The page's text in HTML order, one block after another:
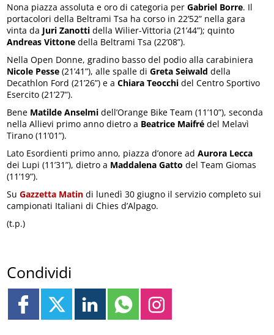
Nona piazza assoluta e oro di categoria perGabriel Borre. Il
portacolori della Beltrami Tsa ha corso in 22’52” nella gara
vinta da Juri Zanotti della Wilier-Vittoria (21’44”); quinto
Andreas Vittone della Beltrami Tsa (22’08”).
Nella Open Donne, gradino basso del podio alla carabiniera
Nicole Pesse (21’41”), alle spalle diGreta Seiwald della
Decathlon Ford (21’26”) e aChiara Teocchi del Centro Sportivo
Esercito (21’27”).
Bene Matilde Anselmi dell’Orange Bike Team (11’10”), seconda
nella Allievi primo anno dietro a Beatrice Maifré del Melavì
Tirano (11’01”).
Lato Esordienti primo anno, piazza d’onore adAurora Lecca
dei Lupi (11’31”), dietro a Maddalena Gatto del Team Giomas
(11’19”).
SuGazzetta Matin di lunedì 30 giugno il servizio completo sui
campionati Italiani di Chies d’Alpago.
(t.p.)
Condividi